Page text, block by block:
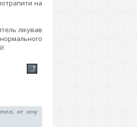
на
лікував
не хочу